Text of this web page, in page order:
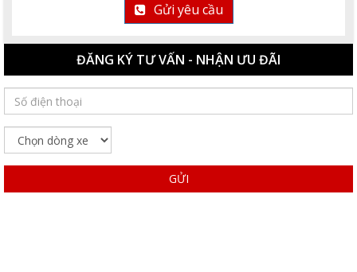
Gửi yêu cầu
ĐĂNG KÝ TƯ VẤN - NHẬN ƯU ĐÃI
GỬI